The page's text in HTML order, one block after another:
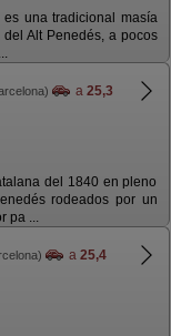
una tradicional masía
Alt Penedés, a pocos
a 25,3
del 1840 en pleno
rodeados por un
pa ...
a 25,4